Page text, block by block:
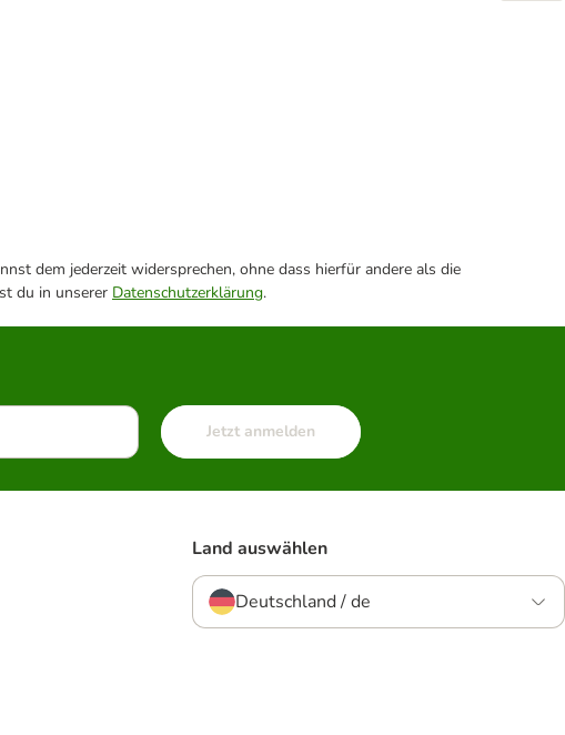
dem jederzeit widersprechen, ohne dass hierfür andere als die
du in unserer Datenschutzerklärung.
Jetzt anmelden
Land auswählen
Deutschland / de